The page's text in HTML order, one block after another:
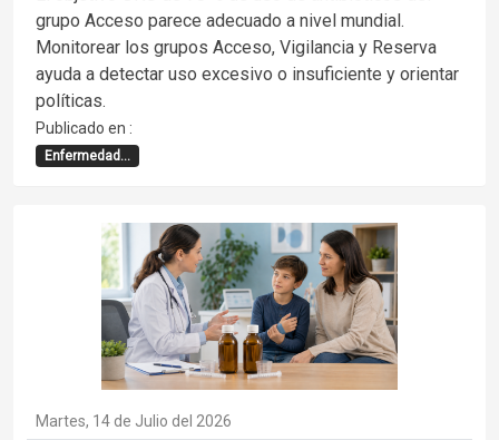
grupo Acceso parece adecuado a nivel mundial.
Monitorear los grupos Acceso, Vigilancia y Reserva
ayuda a detectar uso excesivo o insuficiente y orientar
políticas.
Publicado en :
Enfermedad...
Martes, 14 de Julio del 2026